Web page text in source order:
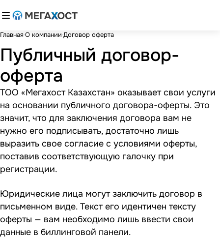
Главная О компании Договор оферта
Публичный договор-
оферта
ТОО «Мегахост Казахстан» оказывает свои услуги
на основании публичного договора-оферты. Это
значит, что для заключения договора вам не
нужно его подписывать, достаточно лишь
выразить свое согласие с условиями оферты,
поставив соответствующую галочку при
регистрации.
Юридические лица могут заключить договор в
письменном виде. Текст его идентичен тексту
оферты — вам необходимо лишь ввести свои
данные в биллинговой панели.